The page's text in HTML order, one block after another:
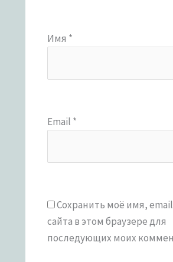
Имя *
Email *
Сохранить моё имя,
сайта в этом браузере для
последующих моих